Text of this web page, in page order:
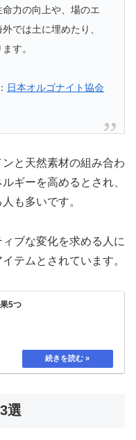
力の向上や、場のエ
では土に埋めたり、
す。
日本オルゴナイト協会
と天然素材の組み合わ
ギーを高めるとされ、
も多いです。
ブな変化を求める人に
テムとされています。
5つ
選